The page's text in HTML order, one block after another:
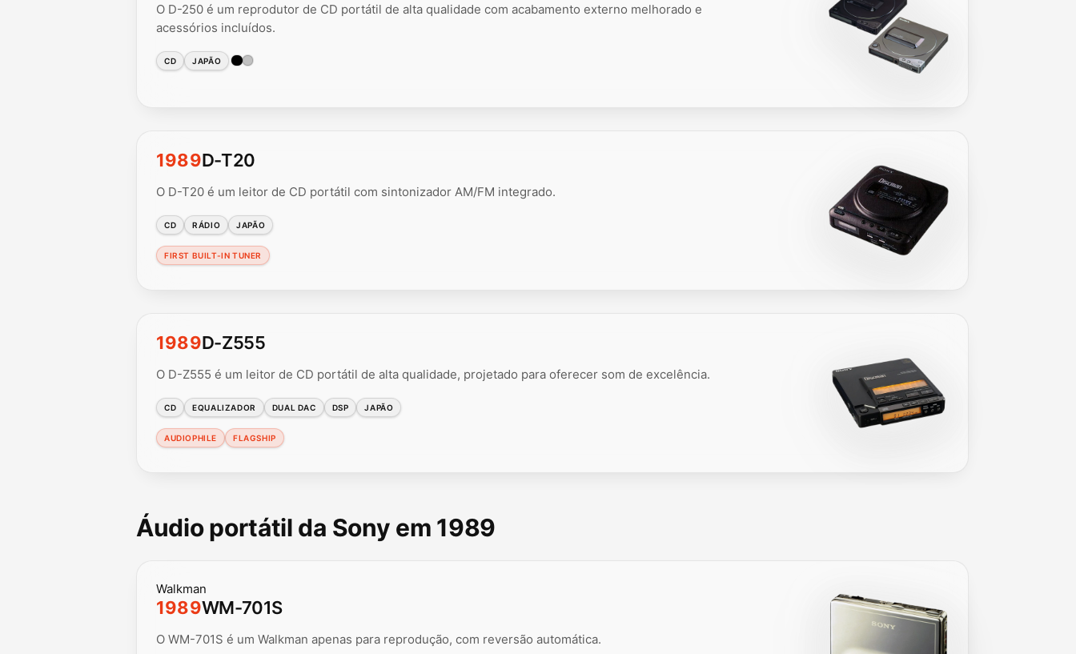
O D-250 é um reprodutor de CD portátil de alta qualidade com acabamento externo melhorado e
acessórios incluídos.
CD JAPÃO
1989D-T20
O D-T20 é um leitor de CD portátil com sintonizador AM/FM integrado.
CD RÁDIO JAPÃO
FIRST BUILT-IN TUNER
1989D-Z555
O D-Z555 é um leitor de CD portátil de alta qualidade, projetado para oferecer som de excelência.
CD EQUALIZADOR DUAL DAC DSP JAPÃO
AUDIOPHILE FLAGSHIP
Áudio portátil da Sony em 1989
Walkman
1989WM-701S
O WM-701S é um Walkman apenas para reprodução, com reversão automática.